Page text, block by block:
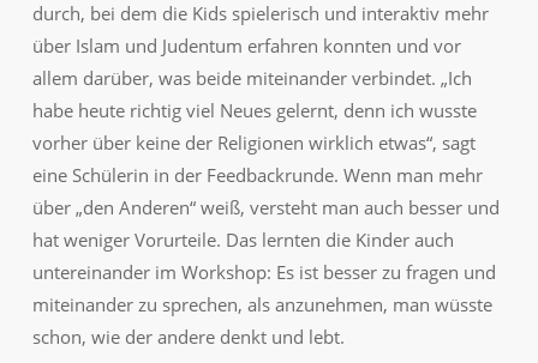
durch, bei dem die Kids spielerisch und interaktiv mehr
über Islam und Judentum erfahren konnten und vor
allem darüber, was beide miteinander verbindet. „Ich
habe heute richtig viel Neues gelernt, denn ich wusste
vorher über keine der Religionen wirklich etwas“, sagt
eine Schülerin in der Feedbackrunde. Wenn man mehr
über „den Anderen“ weiß, versteht man auch besser und
hat weniger Vorurteile. Das lernten die Kinder auch
untereinander im Workshop: Es ist besser zu fragen und
miteinander zu sprechen, als anzunehmen, man wüsste
schon, wie der andere denkt und lebt.